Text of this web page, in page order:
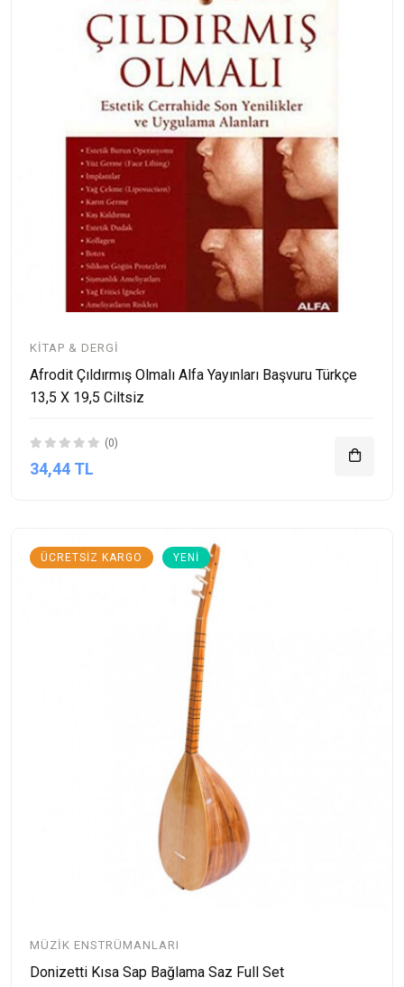
KITAP & DERGI
Afrodit Çıldırmış Olmalı Alfa Yayınları Başvuru Türkçe
13,5 X 19,5 Ciltsiz
(0)
34,44 TL
ÜCRETSIZ KARGO YENI
MÜZIK ENSTRÜMANLARI
Donizetti Kısa Sap Bağlama Saz Full Set